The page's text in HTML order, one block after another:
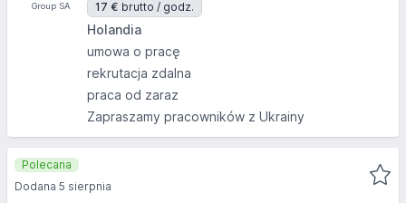
17 € brutto / godz.
Holandia
umowa o pracę
rekrutacja zdalna
praca od zaraz
Zapraszamy pracowników z Ukrainy
Polecana
Dodana 5 sierpnia